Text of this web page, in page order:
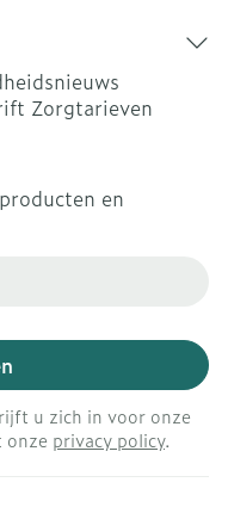
Zorgtarieven
en
u zich in voor onze
onze privacy policy.